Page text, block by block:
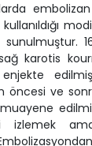
kullanıldığı
sağ karotis
öncesi ve
izlemek